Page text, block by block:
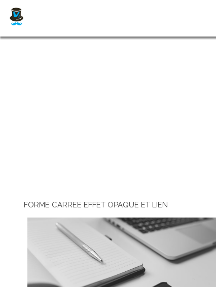
FORME CARREE EFFET OPAQUE ET LIEN